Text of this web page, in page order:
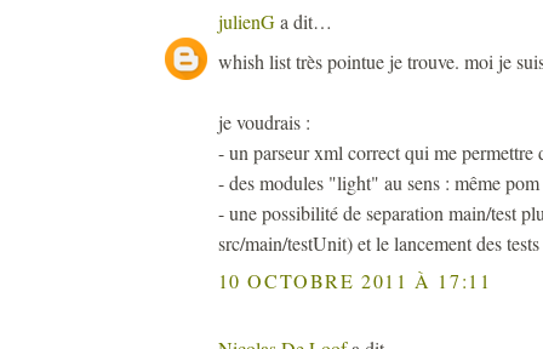
julienGa dit…
whish list très pointue je trouve. moi je
je voudrais :
- un parseur xml correct qui me permettre
- des modules "light" au sens : même pom
- une possibilité de separation main/test
src/main/testUnit) et le lancement des
10 OCTOBRE 2011 À 17:11